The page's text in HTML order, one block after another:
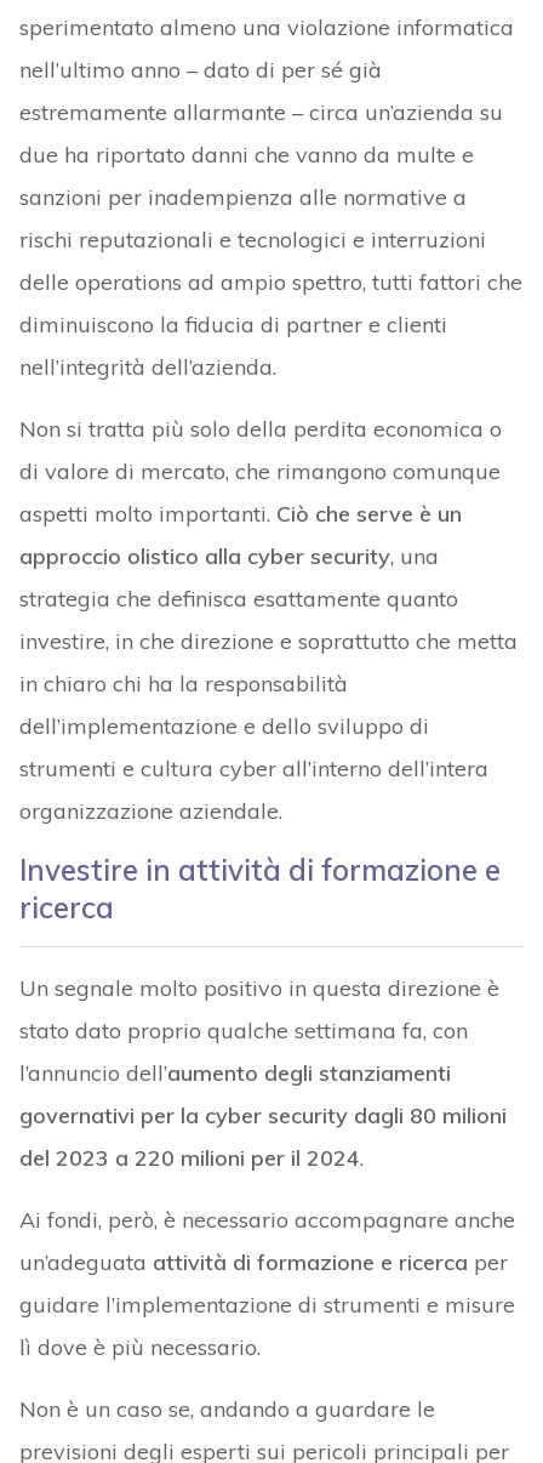
sperimentato almeno una violazione informatica
nell’ultimo anno – dato di per sé già
estremamente allarmante – circa un’azienda su
due ha riportato danni che vanno da multe e
sanzioni per inadempienza alle normative a
rischi reputazionali e tecnologici e interruzioni
delle operations ad ampio spettro, tutti fattori che
diminuiscono la fiducia di partner e clienti
nell’integrità dell’azienda.
Non si tratta più solo della perdita economica o
di valore di mercato, che rimangono comunque
aspetti molto importanti. Ciò che serve è un
approccio olistico alla cyber security, una
strategia che definisca esattamente quanto
investire, in che direzione e soprattutto che metta
in chiaro chi ha la responsabilità
dell’implementazione e dello sviluppo di
strumenti e cultura cyber all’interno dell’intera
organizzazione aziendale.
Investire in attività di formazione e
ricerca
Un segnale molto positivo in questa direzione è
stato dato proprio qualche settimana fa, con
l’annuncio dell’aumento degli stanziamenti
governativi per la cyber security dagli 80 milioni
del 2023 a 220 milioni per il 2024.
Ai fondi, però, è necessario accompagnare anche
un’adeguata attività di formazione e ricerca per
guidare l’implementazione di strumenti e misure
lì dove è più necessario.
Non è un caso se, andando a guardare le
previsioni degli esperti sui pericoli principali per